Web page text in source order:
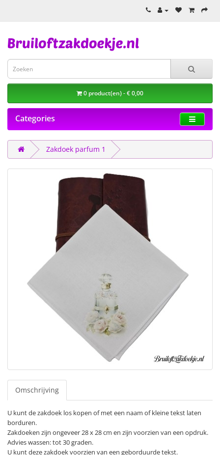
0 product(en) - € 0,00
Categories
Zakdoek parfum 1
Omschrijving
U kunt de zakdoek los kopen of met een naam of kleine tekst laten
borduren.
Zakdoeken zijn ongeveer 28 x 28 cm en zijn voorzien van een opdruk.
Advies wassen: tot 30 graden.
U kunt deze zakdoek voorzien van een geborduurde tekst.